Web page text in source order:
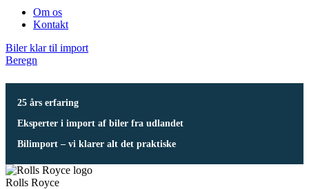
Om os
Kontakt
Biler klar til import
Beregn
25 års erfaring
Eksperter i import af biler fra udlandet
Bilimport – vi klarer alt det praktiske
Rolls Royce